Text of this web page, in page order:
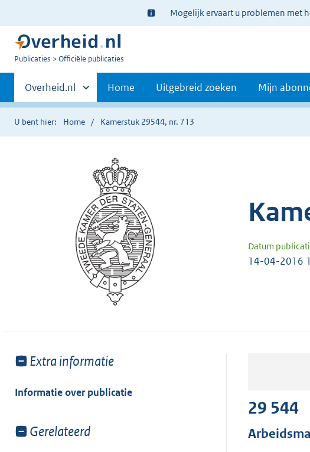
Ter
informatie:
Mogelijk ervaart u problemen met
U
Publicaties Officiële publicaties
Primaire
navigatie
Andere
sites
binnen
Overheid.nl Home Uitgebreid zoeken Mijn
U bent hier: Home Kamerstuk 29544, nr. 713
Datum
14-04-2016
Toon
van:
Extra informatie
Informatie over publicatie
Toon
Gerelateerd
29 544